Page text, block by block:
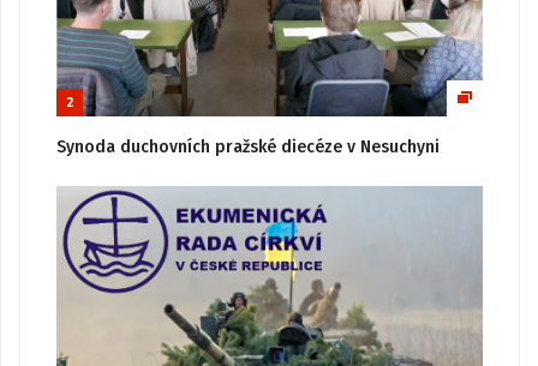
2
Synoda duchovních pražské diecéze v Nesuchyni